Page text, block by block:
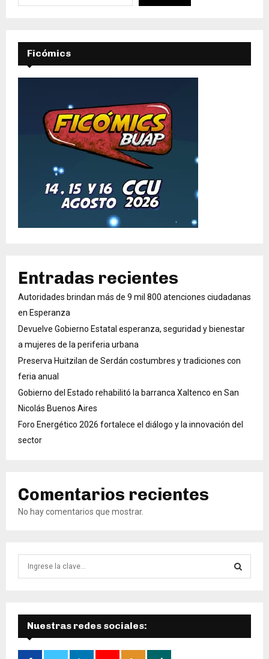
Ficómics
Entradas recientes
Autoridades brindan más de 9 mil 800 atenciones ciudadanas
en Esperanza
Devuelve Gobierno Estatal esperanza, seguridad y bienestar
a mujeres de la periferia urbana
Preserva Huitzilan de Serdán costumbres y tradiciones con
feria anual
Gobierno del Estado rehabilitó la barranca Xaltenco en San
Nicolás Buenos Aires
Foro Energético 2026 fortalece el diálogo y la innovación del
sector
Comentarios recientes
No hay comentarios que mostrar.
d
a
Ú
S
Nuestras redes sociales: